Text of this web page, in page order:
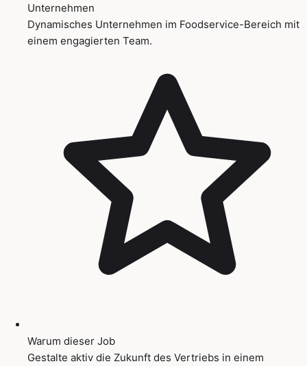
Unternehmen
Dynamisches Unternehmen im Foodservice-Bereich mit
einem engagierten Team.
Warum dieser Job
Gestalte aktiv die Zukunft des Vertriebs in einem